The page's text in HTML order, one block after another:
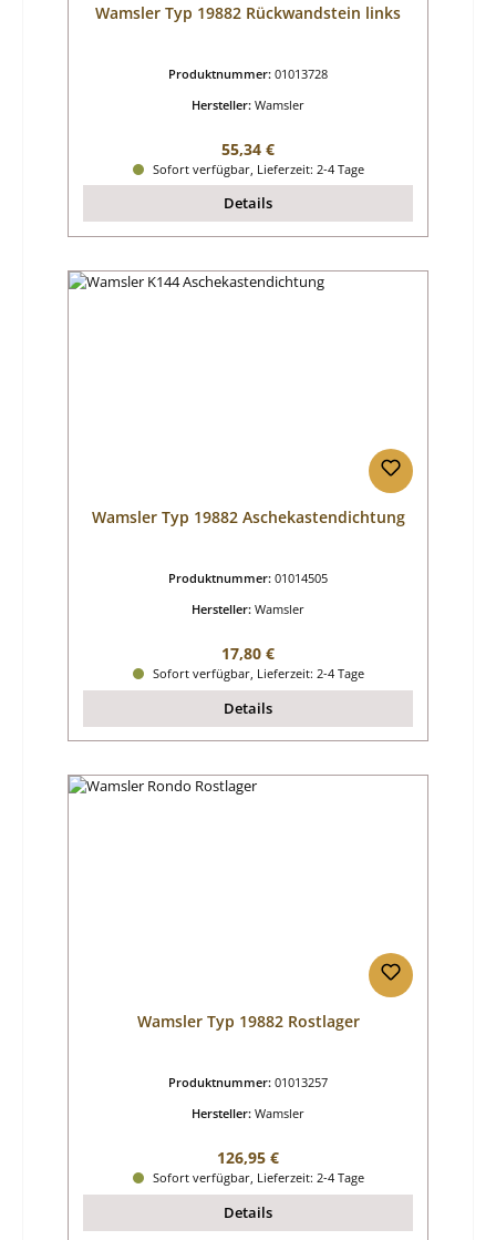
Wamsler Typ 19882 Rückwandstein links
Produktnummer: 01013728
Hersteller: Wamsler
Regulärer Preis:
55,34 €
Sofort verfügbar, Lieferzeit: 2-4 Tage
Details
Wamsler Typ 19882 Aschekastendichtung
Produktnummer: 01014505
Hersteller: Wamsler
Regulärer Preis:
17,80 €
Sofort verfügbar, Lieferzeit: 2-4 Tage
Details
Wamsler Typ 19882 Rostlager
Produktnummer: 01013257
Hersteller: Wamsler
Regulärer Preis:
126,95 €
Sofort verfügbar, Lieferzeit: 2-4 Tage
Details